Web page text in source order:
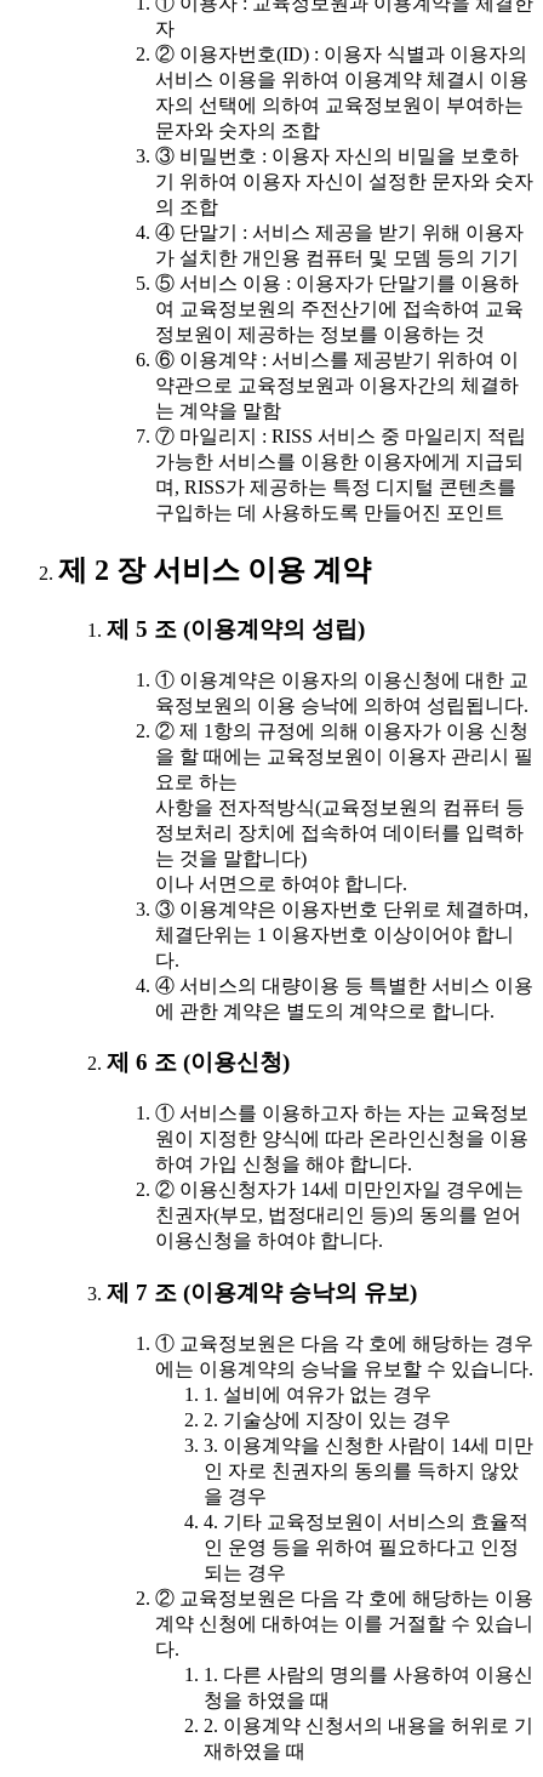
자
② 이용자번호(ID) : 이용자 식별과 이용자의
서비스 이용을 위하여 이용계약 체결시 이용
자의 선택에 의하여 교육정보원이 부여하는
문자와 숫자의 조합
③ 비밀번호 : 이용자 자신의 비밀을 보호하
기 위하여 이용자 자신이 설정한 문자와 숫자
의 조합
④ 단말기 : 서비스 제공을 받기 위해 이용자
가 설치한 개인용 컴퓨터 및 모뎀 등의 기기
⑤ 서비스 이용 : 이용자가 단말기를 이용하
여 교육정보원의 주전산기에 접속하여 교육
정보원이 제공하는 정보를 이용하는 것
⑥ 이용계약 : 서비스를 제공받기 위하여 이
약관으로 교육정보원과 이용자간의 체결하
는 계약을 말함
⑦ 마일리지 : RISS 서비스 중 마일리지 적립
가능한 서비스를 이용한 이용자에게 지급되
며, RISS가 제공하는 특정 디지털 콘텐츠를
구입하는 데 사용하도록 만들어진 포인트
제 2 장 서비스 이용 계약
제 5 조 (이용계약의 성립)
① 이용계약은 이용자의 이용신청에 대한 교
육정보원의 이용 승낙에 의하여 성립됩니다.
② 제 1항의 규정에 의해 이용자가 이용 신청
을 할 때에는 교육정보원이 이용자 관리시 필
요로 하는
사항을 전자적방식(교육정보원의 컴퓨터 등
정보처리 장치에 접속하여 데이터를 입력하
는 것을 말합니다)
이나 서면으로 하여야 합니다.
③ 이용계약은 이용자번호 단위로 체결하며,
체결단위는 1 이용자번호 이상이어야 합니
다.
④ 서비스의 대량이용 등 특별한 서비스 이용
에 관한 계약은 별도의 계약으로 합니다.
제 6 조 (이용신청)
① 서비스를 이용하고자 하는 자는 교육정보
원이 지정한 양식에 따라 온라인신청을 이용
하여 가입 신청을 해야 합니다.
② 이용신청자가 14세 미만인자일 경우에는
친권자(부모, 법정대리인 등)의 동의를 얻어
이용신청을 하여야 합니다.
제 7 조 (이용계약 승낙의 유보)
① 교육정보원은 다음 각 호에 해당하는 경우
에는 이용계약의 승낙을 유보할 수 있습니다.
1. 설비에 여유가 없는 경우
2. 기술상에 지장이 있는 경우
3. 이용계약을 신청한 사람이 14세 미만
인 자로 친권자의 동의를 득하지 않았
을 경우
4. 기타 교육정보원이 서비스의 효율적
인 운영 등을 위하여 필요하다고 인정
되는 경우
② 교육정보원은 다음 각 호에 해당하는 이용
계약 신청에 대하여는 이를 거절할 수 있습니
다.
1. 다른 사람의 명의를 사용하여 이용신
청을 하였을 때
2. 이용계약 신청서의 내용을 허위로 기
재하였을 때